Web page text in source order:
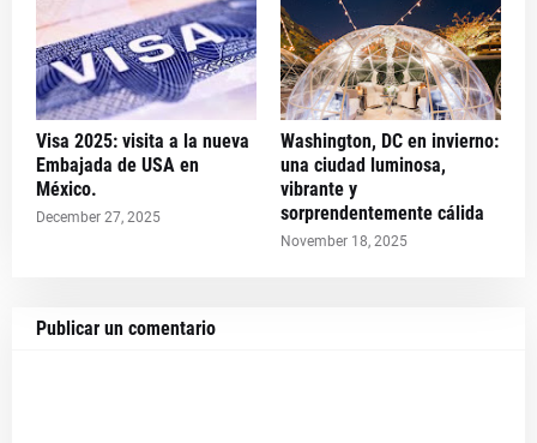
Visa 2025: visita a la nueva
Embajada de USA en
México.
December 27, 2025
Washington, DC en invierno:
una ciudad luminosa,
vibrante y
sorprendentemente cálida
November 18, 2025
Publicar un comentario